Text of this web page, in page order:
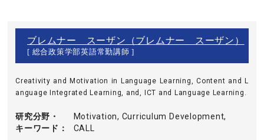
ブレムナー スーザン（ブレムナー スーザン）
[ 総合政策学部英語常勤講師 ]
Creativity and Motivation in Language Learning, Content and L
anguage Integrated Learning, and, ICT and Language Learning.
研究分野・
キーワード
Motivation, Curriculum Development,
CALL